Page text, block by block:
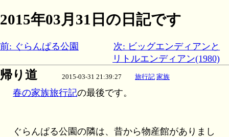
2015年03月31日の日記です
前: ぐらんぱる公園
次: ビッグエンディアンと
リトルエンディアン(1980)
帰り道 2015-03-31 21:39:27 旅行記 家族
春の家族旅行記の最後です。
ぐらんぱる公園の隣は、昔から物産館がありまし